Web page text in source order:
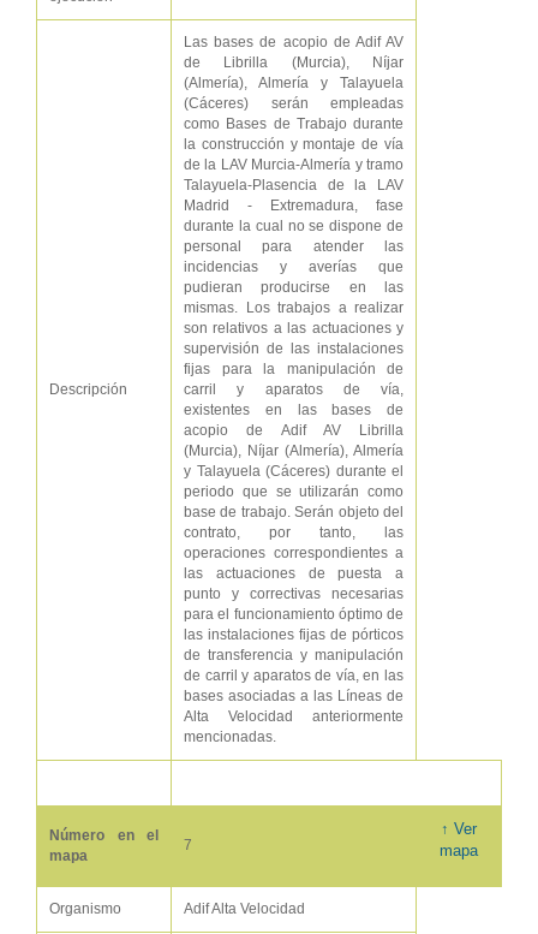
Descripción
Las bases de acopio de Adif AV
de Librilla (Murcia), Níjar
(Almería), Almería y Talayuela
(Cáceres) serán empleadas
como Bases de Trabajo durante
la construcción y montaje de vía
de la LAV Murcia-Almería y tramo
Talayuela-Plasencia de la LAV
Madrid - Extremadura, fase
durante la cual no se dispone de
personal para atender las
incidencias y averías que
pudieran producirse en las
mismas. Los trabajos a realizar
son relativos a las actuaciones y
supervisión de las instalaciones
fijas para la manipulación de
carril y aparatos de vía,
existentes en las bases de
acopio de Adif AV Librilla
(Murcia), Níjar (Almería), Almería
y Talayuela (Cáceres) durante el
periodo que se utilizarán como
base de trabajo. Serán objeto del
contrato, por tanto, las
operaciones correspondientes a
las actuaciones de puesta a
punto y correctivas necesarias
para el funcionamiento óptimo de
las instalaciones fijas de pórticos
de transferencia y manipulación
de carril y aparatos de vía, en las
bases asociadas a las Líneas de
Alta Velocidad anteriormente
mencionadas.
Número en el
mapa
7
↑ Ver
mapa
Organismo Adif Alta Velocidad